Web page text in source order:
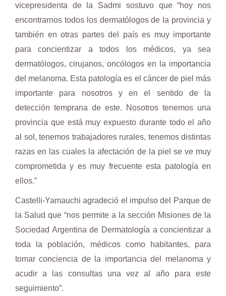
vicepresidenta de la Sadmi sostuvo que “hoy nos
encontrarnos todos los dermatólogos de la provincia y
también en otras partes del país es muy importante
para concientizar a todos los médicos, ya sea
dermatólogos, cirujanos, oncólogos en la importancia
del melanoma. Esta patología es el cáncer de piel más
importante para nosotros y en el sentido de la
detección temprana de este. Nosotros tenemos una
provincia que está muy expuesto durante todo el año
al sol, tenemos trabajadores rurales, tenemos distintas
razas en las cuales la afectación de la piel se ve muy
comprometida y es muy frecuente esta patología en
ellos.”
Castelli-Yamauchi agradeció el impulso del Parque de
la Salud que “nos permite a la sección Misiones de la
Sociedad Argentina de Dermatología a concientizar a
toda la población, médicos como habitantes, para
tomar conciencia de la importancia del melanoma y
acudir a las consultas una vez al año para este
seguimiento”.